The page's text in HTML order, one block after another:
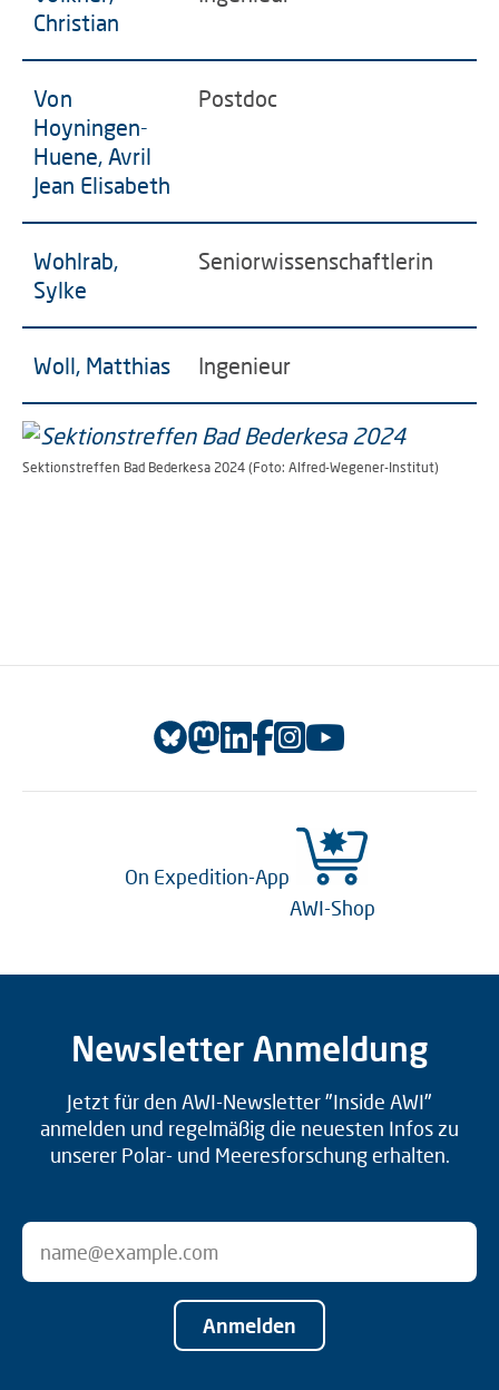
Christian
Von
Hoyningen-
Huene, Avril
Jean Elisabeth
Postdoc
Wohlrab,
Sylke
Seniorwissenschaftlerin
Woll, Matthias Ingenieur
Sektionstreffen Bad Bederkesa 2024 (Foto: Alfred-Wegener-Institut)
On Expedition-App
AWI-Shop
Newsletter Anmeldung
Jetzt für den AWI-Newsletter "Inside AWI"
anmelden und regelmäßig die neuesten Infos zu
unserer Polar- und Meeresforschung erhalten.
Anmelden